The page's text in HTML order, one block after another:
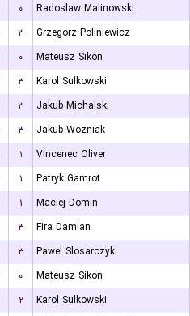
۰
Radoslaw Malinowski
۳
Grzegorz Poliniewicz
۰
Mateusz Sikon
۳
Karol Sulkowski
۳
Jakub Michalski
۳
Jakub Wozniak
۱
Vincenec Oliver
۱
Patryk Gamrot
۱
Maciej Domin
۳
Fira Damian
۳
Pawel Slosarczyk
۰
Mateusz Sikon
۲
Karol Sulkowski